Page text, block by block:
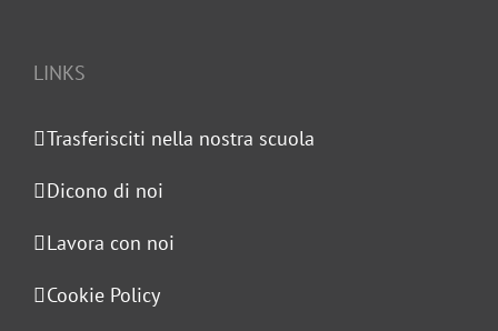
LINKS
Trasferisciti nella nostra scuola
Dicono di noi
Lavora con noi
Cookie Policy